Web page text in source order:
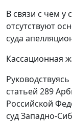
В связи с чем у
отсутствуют
суда
Кассационная
Руководствуясь
статьей 289
Российской
суд Западно-